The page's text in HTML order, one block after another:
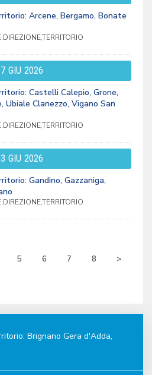
Arcene, Bergamo, Bonate
GIU 2026
Castelli Calepio, Grone,
Ubiale Clanezzo, Vigano San
GIU 2026
Gandino, Gazzaniga,
5 6 7 8 >
Brignano Gera d'Adda,